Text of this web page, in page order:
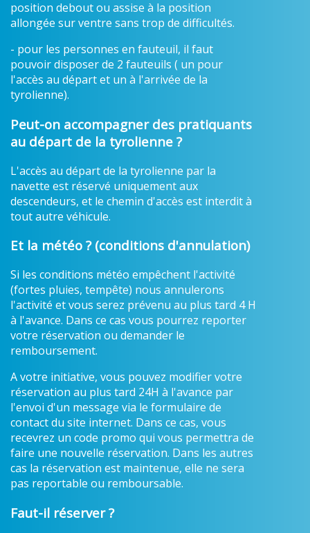
position debout ou assise à la position
allongée sur ventre sans trop de difficultés.
- pour les personnes en fauteuil, il faut
pouvoir disposer de 2 fauteuils ( un pour
l'accès au départ et un à l'arrivée de la
tyrolienne).
Peut-on accompagner des pratiquants
au départ de la tyrolienne ?
L'accès au départ de la tyrolienne par la
navette est réservé uniquement aux
descendeurs, et le chemin d'accès est interdit à
tout autre véhicule.
Et la météo ? (conditions d'annulation)
Si les conditions météo empêchent l'activité
(fortes pluies, tempête) nous annulerons
l'activité et vous serez prévenu au plus tard 4 H
à l'avance. Dans ce cas vous pourrez reporter
votre réservation ou demander le
remboursement.
A votre initiative, vous pouvez modifier votre
réservation au plus tard 24H à l'avance par
l'envoi d'un message via le formulaire de
contact du site internet. Dans ce cas, vous
recevrez un code promo qui vous permettra de
faire une nouvelle réservation. Dans les autres
cas la réservation est maintenue, elle ne sera
pas reportable ou remboursable.
Faut-il réserver ?